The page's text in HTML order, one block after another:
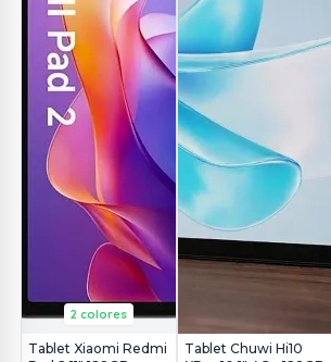
2 colores
Tablet Xiaomi Redmi
Tablet Chuwi Hi10